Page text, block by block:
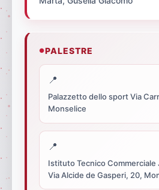
PALESTRE
Palazzetto dello sport Via
Monselice
Istituto Tecnico Commerciale
Via Alcide de Gasperi, 20,